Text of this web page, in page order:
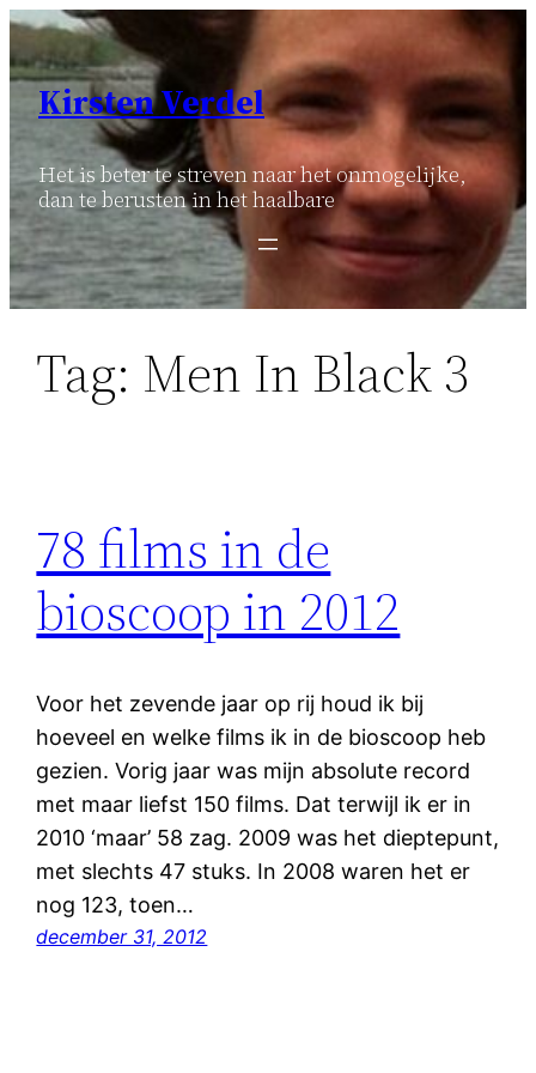
Ga
naar
inhoud
Kirsten Verdel
Het is beter te streven naar het onmogelijke,
dan te berusten in het haalbare
Tag: Men In Black 3
78 films in de
bioscoop in 2012
Voor het zevende jaar op rij houd ik bij
hoeveel en welke films ik in de bioscoop heb
gezien. Vorig jaar was mijn absolute record
met maar liefst 150 films. Dat terwijl ik er in
2010 ‘maar’ 58 zag. 2009 was het dieptepunt,
met slechts 47 stuks. In 2008 waren het er
nog 123, toen…
december 31, 2012